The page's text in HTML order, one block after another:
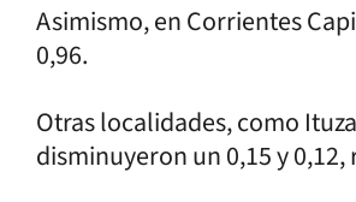
Asimismo, en Corrientes
0,96.
Otras localidades, como
disminuyeron un 0,15 y